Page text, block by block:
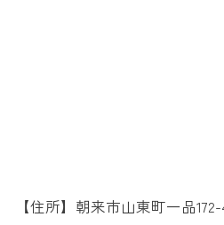
【住所】朝来市山東町一品